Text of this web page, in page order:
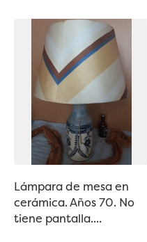
Lámpara de mesa en
cerámica. Años 70. No
tiene pantalla....